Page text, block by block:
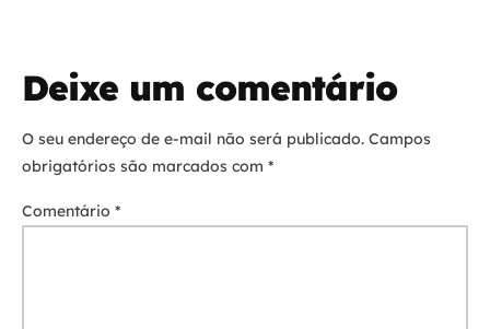
Deixe um comentário
O seu endereço de e-mail não será publicado. Campos
obrigatórios são marcados com *
Comentário *